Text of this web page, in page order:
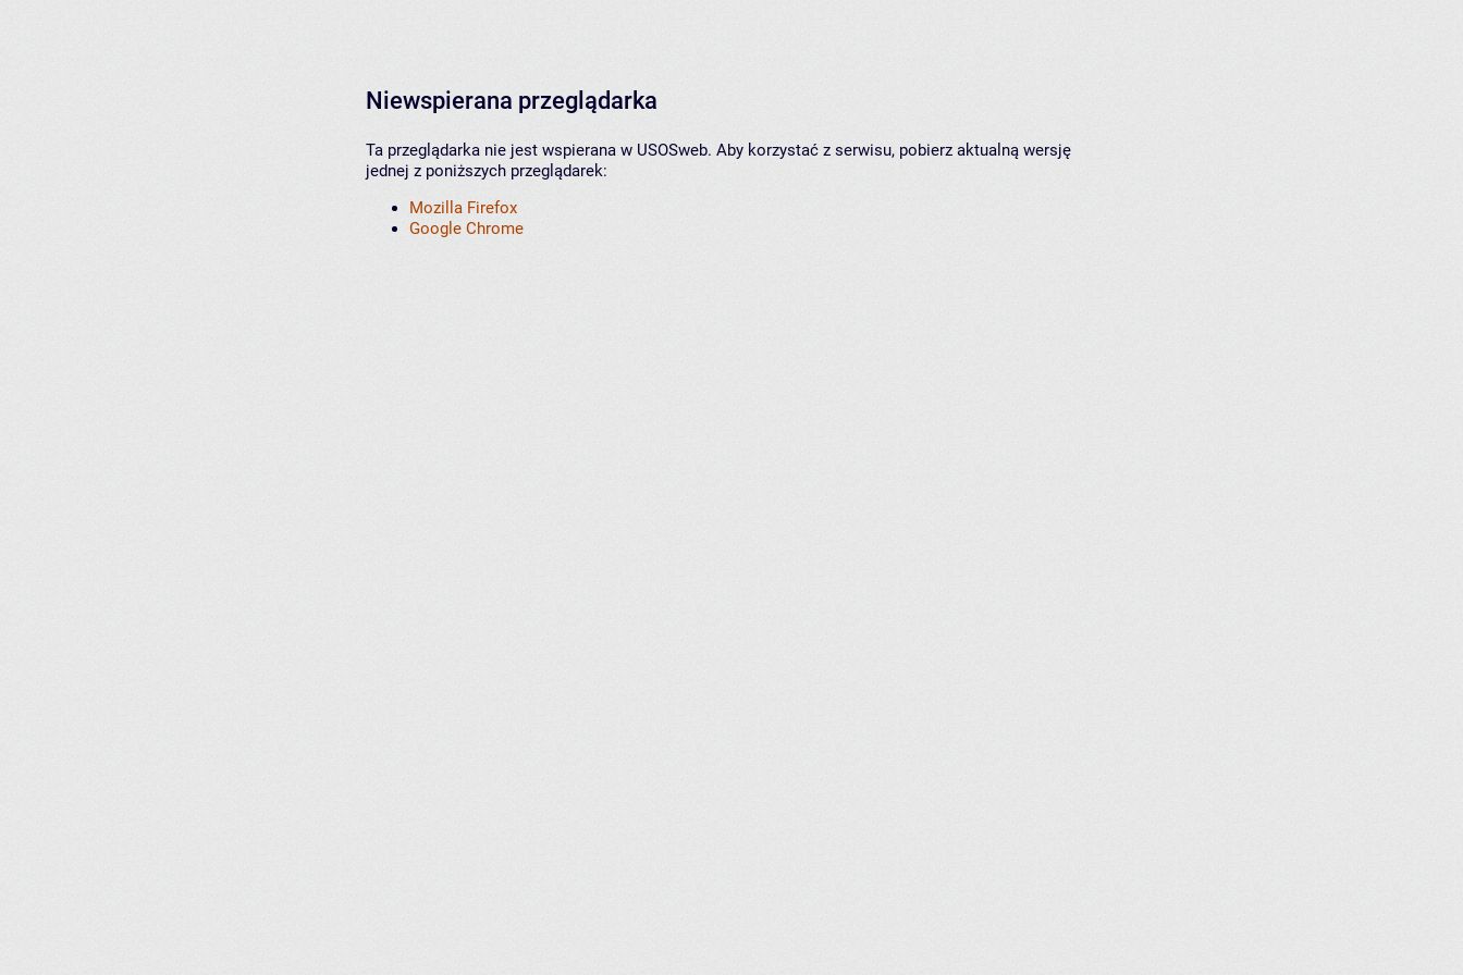
Niewspierana przeglądarka
Ta przeglądarka nie jest wspierana w USOSweb. Aby korzystać z serwisu, pobierz aktualną wersję
jednej z poniższych przeglądarek:
Mozilla Firefox
Google Chrome